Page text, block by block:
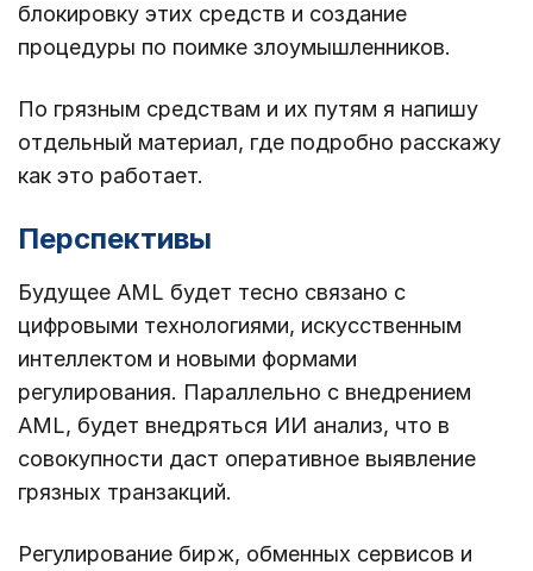
блокировку этих средств и создание
процедуры по поимке злоумышленников.
По грязным средствам и их путям я напишу
отдельный материал, где подробно расскажу
как это работает.
Перспективы
Будущее AML будет тесно связано с
цифровыми технологиями, искусственным
интеллектом и новыми формами
регулирования. Параллельно с внедрением
AML, будет внедряться ИИ анализ, что в
совокупности даст оперативное выявление
грязных транзакций.
Регулирование бирж, обменных сервисов и